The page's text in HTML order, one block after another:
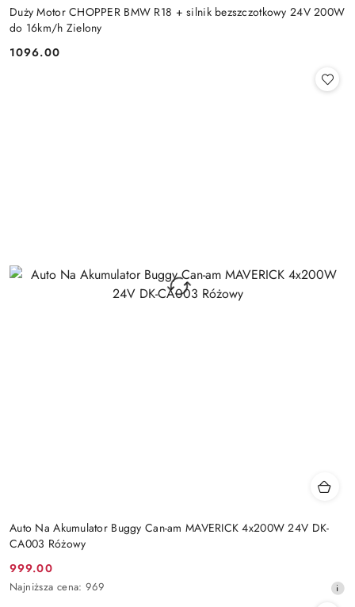
Duży Motor CHOPPER BMW R18 + silnik bezszczotkowy 24V 200W
do 16km/h Zielony
Cena:
1096.00
Auto Na Akumulator Buggy Can-am MAVERICK 4x200W 24V DK-
CA003 Różowy
Cena
promocyjna:
999.00
Najniższa
Najniższa cena: 969